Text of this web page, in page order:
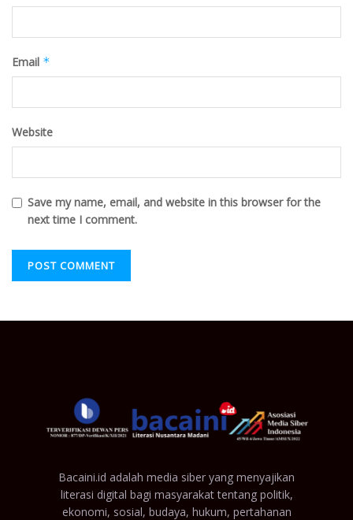
Email *
Website
Save my name, email, and website in this browser for the
next time I comment.
Bacaini.id adalah media siber yang menyajikan
literasi digital bagi masyarakat tentang politik,
ekonomi, sosial, budaya, hukum, pertahanan